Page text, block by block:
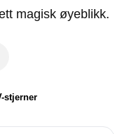
magisk øyeblikk.
stjerner